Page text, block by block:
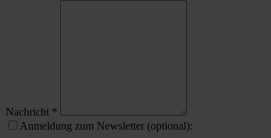
Nachricht *
Anmeldung zum Newsletter (optional):